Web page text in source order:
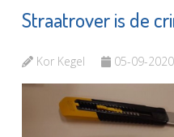
Straatrover is de
Kor Kegel 05-09-2020